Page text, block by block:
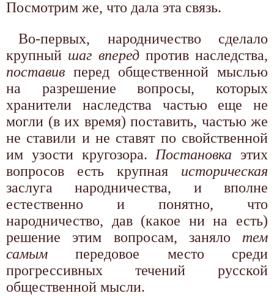
Посмотрим же, что дала эта связь.
Во-первых, народничество сделало
крупный шаг вперед против наследства,
поставив перед общественной мыслью
на разрешение вопросы, которых
хранители наследства частью еще не
могли (в их время) поставить, частью же
не ставили и не ставят по свойственной
им узости кругозора.Постановка этих
вопросов есть крупная историческая
заслуга народничества, и вполне
естественно и понятно, что
народничество, дав (какое ни на есть)
решение этим вопросам, заняло тем
самымпередовое место среди
прогрессивных течений русской
общественной мысли.